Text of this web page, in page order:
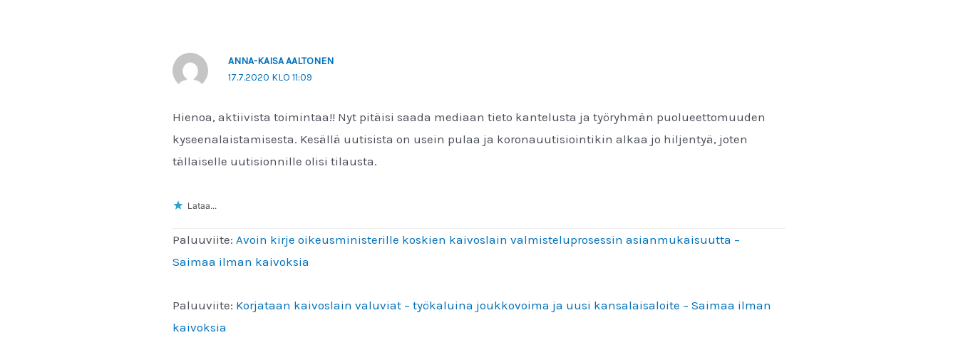
ANNA-KAISA AALTONEN
17.7.2020 KLO 11:09
Hienoa, aktiivista toimintaa!! Nyt pitäisi saada mediaan tieto kantelusta ja työryhmän puolueettomuuden
kyseenalaistamisesta. Kesällä uutisista on usein pulaa ja koronauutisiointikin alkaa jo hiljentyä, joten
tällaiselle uutisionnille olisi tilausta.
Lataa...
Paluuviite: Avoin kirje oikeusministerille koskien kaivoslain valmisteluprosessin asianmukaisuutta –
Saimaa ilman kaivoksia
Paluuviite: Korjataan kaivoslain valuviat – työkaluina joukkovoima ja uusi kansalaisaloite – Saimaa ilman
kaivoksia